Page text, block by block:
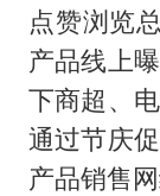
点赞浏览
产品线上
下商超、
通过节庆
产品销售网